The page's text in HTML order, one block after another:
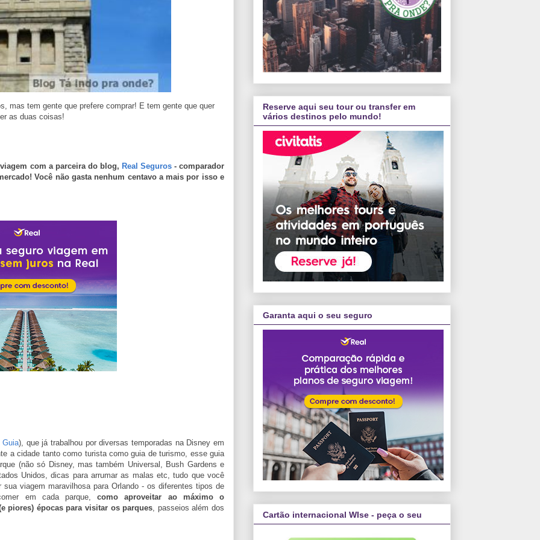
mas tem gente que prefere comprar! E tem gente que quer
as duas coisas!
com a parceira do blog, Real Seguros- comparador
Você não gasta nenhum centavo a mais por isso e
Guia), que já trabalhou por diversas temporadas na Disney em
a cidade tanto como turista como guia de turismo, esse guia
(não só Disney, mas também Universal, Bush Gardens e
Unidos, dicas para arrumar as malas etc, tudo que você
viagem maravilhosa para Orlando - os diferentes tipos de
em cada parque,como aproveitar ao máximo o
piores) épocas para visitar os parques, passeios além dos
Reserve aqui seu tour ou transfer em
vários destinos pelo mundo!
Garanta aqui o seu seguro
Cartão internacional WIse - peça o seu